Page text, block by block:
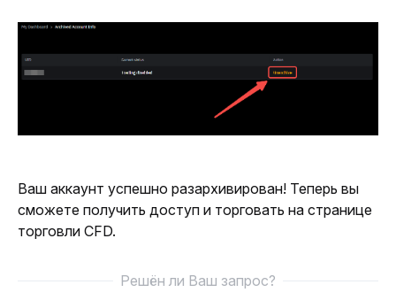
Ваш аккаунт успешно разархивирован! Теперь вы
сможете получить доступ и торговать на странице
торговли CFD.
Решён ли Ваш запрос?